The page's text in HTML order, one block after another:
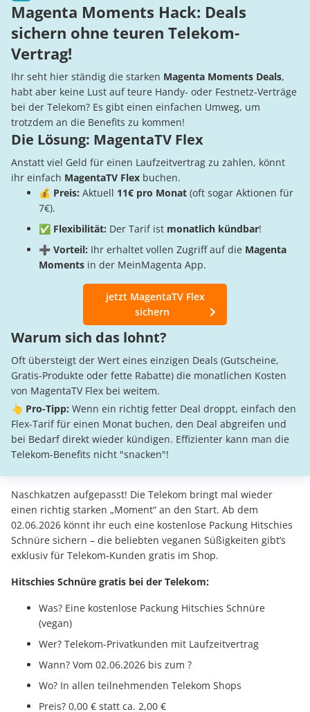
Magenta Moments Hack: Deals
sichern ohne teuren Telekom-
Vertrag!
Ihr seht hier ständig die starken Magenta Moments Deals,
habt aber keine Lust auf teure Handy- oder Festnetz-Verträge
bei der Telekom? Es gibt einen einfachen Umweg, um
trotzdem an die Benefits zu kommen!
Die Lösung: MagentaTV Flex
Anstatt viel Geld für einen Laufzeitvertrag zu zahlen, könnt
ihr einfach MagentaTV Flex buchen.
💰 Preis: Aktuell 11€ pro Monat (oft sogar Aktionen für
7€).
✅ Flexibilität: Der Tarif ist monatlich kündbar!
➕ Vorteil: Ihr erhaltet vollen Zugriff auf die Magenta
Moments in der MeinMagenta App.
jetzt MagentaTV Flex
sichern
Warum sich das lohnt?
Oft übersteigt der Wert eines einzigen Deals (Gutscheine,
Gratis-Produkte oder fette Rabatte) die monatlichen Kosten
von MagentaTV Flex bei weitem.
👆 Pro-Tipp: Wenn ein richtig fetter Deal droppt, einfach den
Flex-Tarif für einen Monat buchen, den Deal abgreifen und
bei Bedarf direkt wieder kündigen. Effizienter kann man die
Telekom-Benefits nicht "snacken"!
Naschkatzen aufgepasst! Die Telekom bringt mal wieder
einen richtig starken „Moment“ an den Start. Ab dem
02.06.2026 könnt ihr euch eine kostenlose Packung Hitschies
Schnüre sichern – die beliebten veganen Süßigkeiten gibt’s
exklusiv für Telekom-Kunden gratis im Shop.
Hitschies Schnüre gratis bei der Telekom:
Was? Eine kostenlose Packung Hitschies Schnüre
(vegan)
Wer? Telekom-Privatkunden mit Laufzeitvertrag
Wann? Vom 02.06.2026 bis zum ?
Wo? In allen teilnehmenden Telekom Shops
Preis? 0,00 € statt ca. 2,00 €